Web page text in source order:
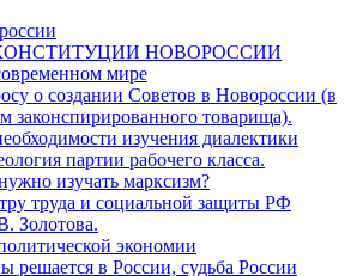
НОВОРОССИИ
мире
о создании Советов в Новороссии (в
законспирированного товарища).
изучения диалектики
партии рабочего класса.
изучать марксизм?
труда и социальной защиты РФ
Золотова.
экономии
решается в России, судьба России